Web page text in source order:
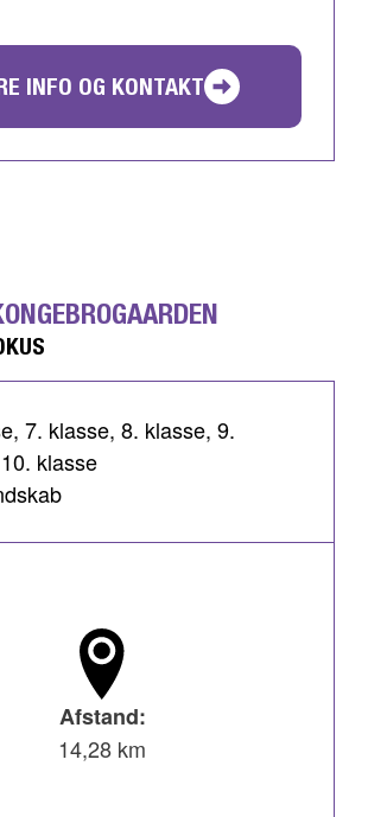
INFO OG KONTAKT
7. klasse, 8. klasse, 9.
klasse
Afstand:
14,28 km